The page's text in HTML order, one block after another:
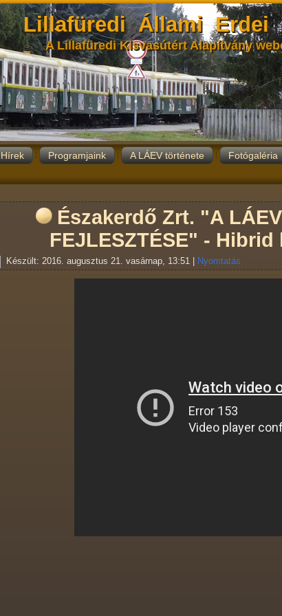
Lillafüredi Állami Erdei
A Lillafüredi Kisvasútért Alapítvány
Hírek Programjaink A LÁEV története Fotógaléria
Északerdő Zrt. "A
FEJLESZTÉSE" -
Készült: 2016. augusztus 21. vasárnap, 13:51 Nyomtatás